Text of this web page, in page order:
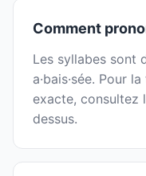
Comment
Les syllabes sont
a·bais·sée. Pour
exacte, consultez
dessus.